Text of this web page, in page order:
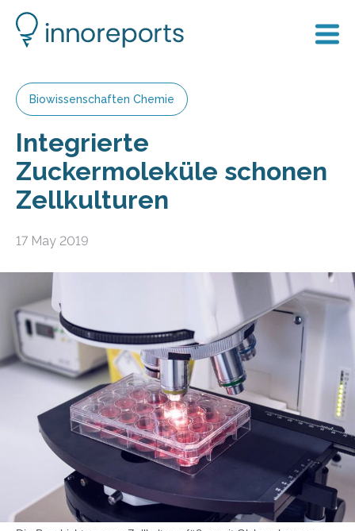
Biowissenschaften Chemie
Integrierte
Zuckermoleküle schonen
Zellkulturen
17 May 2019